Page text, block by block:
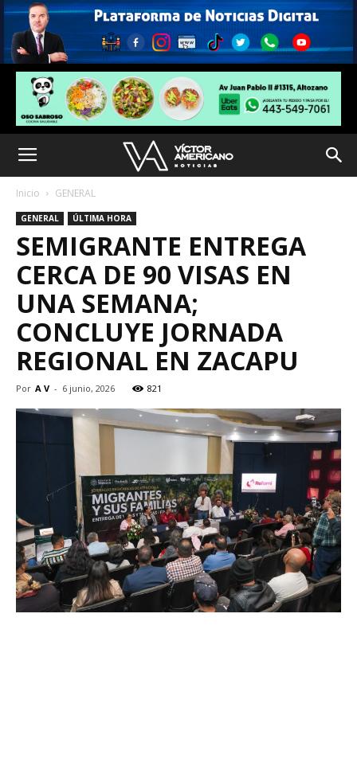
Inicio GENERAL
GENERAL ÚLTIMA HORA
SEMIGRANTE ENTREGA
CERCA DE 90 VISAS EN
UNA SEMANA;
CONCLUYE JORNADA
REGIONAL EN ZACAPU
Por A V - 6 junio, 2026 821